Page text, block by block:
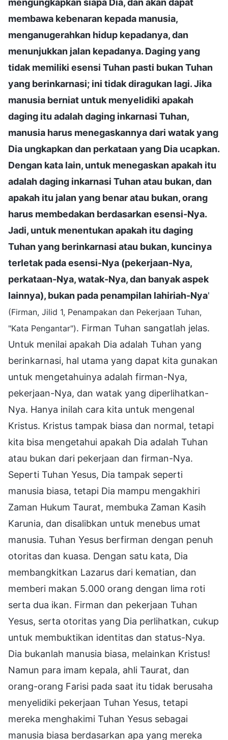
membawa kebenaran kepada manusia,
menganugerahkan hidup kepadanya, dan
menunjukkan jalan kepadanya. Daging yang
tidak memiliki esensi Tuhan pasti bukan Tuhan
yang berinkarnasi; ini tidak diragukan lagi. Jika
manusia berniat untuk menyelidiki apakah
daging itu adalah daging inkarnasi Tuhan,
manusia harus menegaskannya dari watak yang
Dia ungkapkan dan perkataan yang Dia ucapkan.
Dengan kata lain, untuk menegaskan apakah itu
adalah daging inkarnasi Tuhan atau bukan, dan
apakah itu jalan yang benar atau bukan, orang
harus membedakan berdasarkan esensi-Nya.
Jadi, untuk menentukan apakah itu daging
Tuhan yang berinkarnasi atau bukan, kuncinya
terletak pada esensi-Nya (pekerjaan-Nya,
perkataan-Nya, watak-Nya, dan banyak aspek
lainnya), bukan pada penampilan lahiriah-Nya'
(Firman, Jilid 1, Penampakan dan Pekerjaan Tuhan,
"Kata Pengantar"). Firman Tuhan sangatlah jelas.
Untuk menilai apakah Dia adalah Tuhan yang
berinkarnasi, hal utama yang dapat kita gunakan
untuk mengetahuinya adalah firman-Nya,
pekerjaan-Nya, dan watak yang diperlihatkan-
Nya. Hanya inilah cara kita untuk mengenal
Kristus. Kristus tampak biasa dan normal, tetapi
kita bisa mengetahui apakah Dia adalah Tuhan
atau bukan dari pekerjaan dan firman-Nya.
Seperti Tuhan Yesus, Dia tampak seperti
manusia biasa, tetapi Dia mampu mengakhiri
Zaman Hukum Taurat, membuka Zaman Kasih
Karunia, dan disalibkan untuk menebus umat
manusia. Tuhan Yesus berfirman dengan penuh
otoritas dan kuasa. Dengan satu kata, Dia
membangkitkan Lazarus dari kematian, dan
memberi makan 5.000 orang dengan lima roti
serta dua ikan. Firman dan pekerjaan Tuhan
Yesus, serta otoritas yang Dia perlihatkan, cukup
untuk membuktikan identitas dan status-Nya.
Dia bukanlah manusia biasa, melainkan Kristus!
Namun para imam kepala, ahli Taurat, dan
orang-orang Farisi pada saat itu tidak berusaha
menyelidiki pekerjaan Tuhan Yesus, tetapi
mereka menghakimi Tuhan Yesus sebagai
manusia biasa berdasarkan apa yang mereka